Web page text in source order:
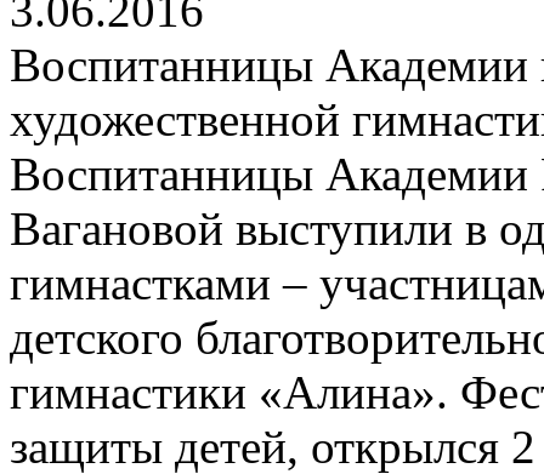
Воспитанницы Академии
художественной
Воспитанницы Академии
Вагановой выступили в
гимнастками –
детского
гимнастики «Алина».
защиты детей, открылся